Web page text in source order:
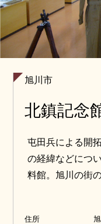
旭川市
北鎮記念
屯田兵による開
の経緯などにつ
料館。旭川の街
住所